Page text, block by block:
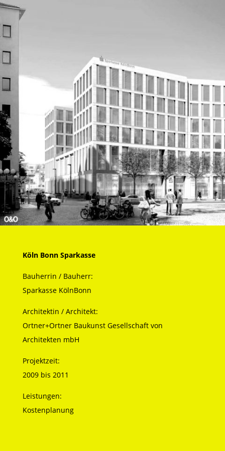
Köln Bonn Sparkasse
Bauherrin / Bauherr:
Sparkasse KölnBonn
Architektin / Architekt:
Ortner+Ortner Baukunst Gesellschaft von
Architekten mbH
Projektzeit:
2009 bis 2011
Leistungen:
Kostenplanung